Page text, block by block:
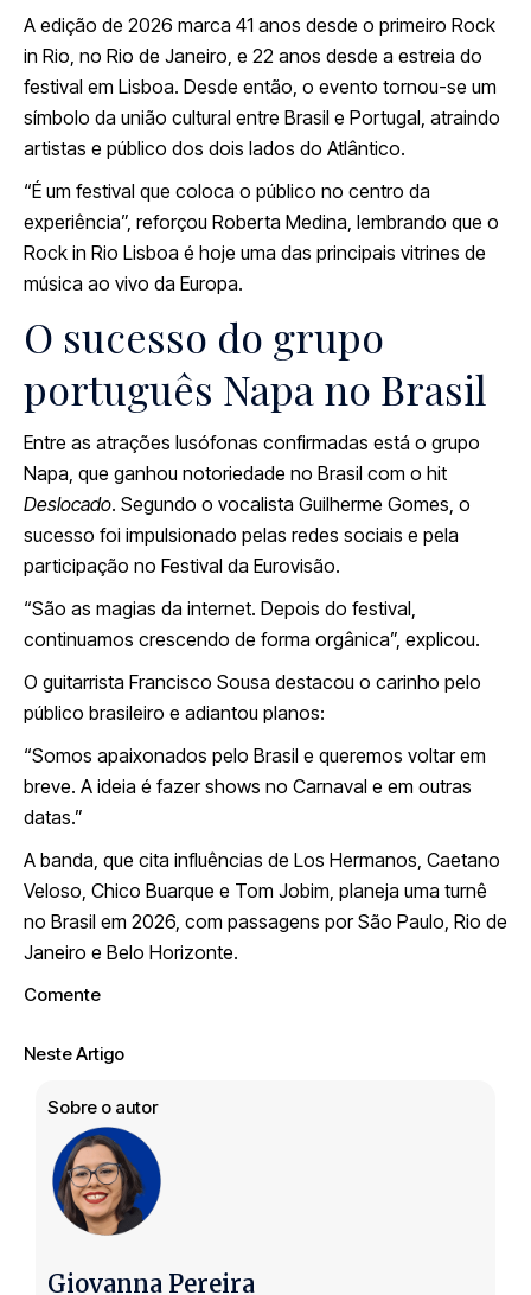
A edição de 2026 marca 41 anos desde o primeiro Rock
in Rio, no Rio de Janeiro, e 22 anos desde a estreia do
festival em Lisboa. Desde então, o evento tornou-se um
símbolo da união cultural entre Brasil e Portugal, atraindo
artistas e público dos dois lados do Atlântico.
“É um festival que coloca o público no centro da
experiência”, reforçou Roberta Medina, lembrando que o
Rock in Rio Lisboa é hoje uma das principais vitrines de
música ao vivo da Europa.
O sucesso do grupo
português Napa no Brasil
Entre as atrações lusófonas confirmadas está o grupo
Napa, que ganhou notoriedade no Brasil com o hit
Deslocado. Segundo o vocalista Guilherme Gomes, o
sucesso foi impulsionado pelas redes sociais e pela
participação no Festival da Eurovisão.
“São as magias da internet. Depois do festival,
continuamos crescendo de forma orgânica”, explicou.
O guitarrista Francisco Sousa destacou o carinho pelo
público brasileiro e adiantou planos:
“Somos apaixonados pelo Brasil e queremos voltar em
breve. A ideia é fazer shows no Carnaval e em outras
datas.”
A banda, que cita influências de Los Hermanos, Caetano
Veloso, Chico Buarque e Tom Jobim, planeja uma turnê
no Brasil em 2026, com passagens por São Paulo, Rio de
Janeiro e Belo Horizonte.
Comente
Neste Artigo
Sobre o autor
Giovanna Pereira